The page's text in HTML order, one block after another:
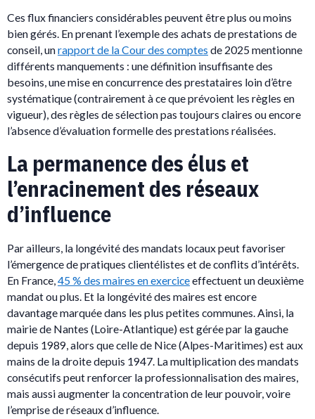
Ces flux financiers considérables peuvent être plus ou moins
bien gérés. En prenant l’exemple des achats de prestations de
conseil, unrapport de la Cour des comptes de 2025 mentionne
différents manquements : une définition insuffisante des
besoins, une mise en concurrence des prestataires loin d’être
systématique (contrairement à ce que prévoient les règles en
vigueur), des règles de sélection pas toujours claires ou encore
l’absence d’évaluation formelle des prestations réalisées.
La permanence des élus et
l’enracinement des réseaux
d’influence
Par ailleurs, la longévité des mandats locaux peut favoriser
l’émergence de pratiques clientélistes et de conflits d’intérêts.
En France, 45 % des maires en exerciceeffectuent un deuxième
mandat ou plus. Et la longévité des maires est encore
davantage marquée dans les plus petites communes. Ainsi, la
mairie de Nantes (Loire-Atlantique) est gérée par la gauche
depuis 1989, alors que celle de Nice (Alpes-Maritimes) est aux
mains de la droite depuis 1947. La multiplication des mandats
consécutifs peut renforcer la professionnalisation des maires,
mais aussi augmenter la concentration de leur pouvoir, voire
l’emprise de réseaux d’influence.